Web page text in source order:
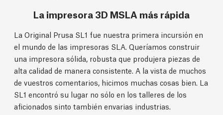
La impresora 3D MSLA más rápida
La Original Prusa SL1 fue nuestra primera incursión en
el mundo de las impresoras SLA. Queríamos construir
una impresora sólida, robusta que produjera piezas de
alta calidad de manera consistente. A la vista de muchos
de vuestros comentarios, hicimos muchas cosas bien. La
SL1 encontró su lugar no sólo en los talleres de los
aficionados sinto también envarias industrias.